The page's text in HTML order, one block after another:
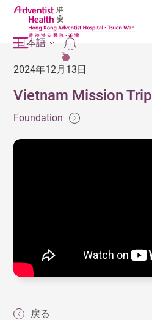
2
日本語
2024年12月13日
Vietnam Mission Trip
Foundation
戻る